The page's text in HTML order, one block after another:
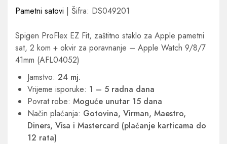
Pametni satovi | Šifra: DS049201
Spigen ProFlex EZ Fit, zaštitno staklo za Apple pametni
sat, 2 kom + okvir za poravnanje – Apple Watch 9/8/7
41mm (AFL04052)
Jamstvo: 24 mj.
Vrijeme isporuke: 1 – 5 radna dana
Povrat robe: Moguće unutar 15 dana
Način plaćanja: Gotovina, Virman, Maestro,
Diners, Visa i Mastercard (plaćanje karticama do
12 rata)